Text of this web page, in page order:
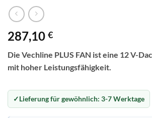
287,10 €
Die Vechline PLUS FAN ist eine 12 V-
mit hoher Leistungsfähigkeit.
Lieferung für gewöhnlich: 3-7 Werktage